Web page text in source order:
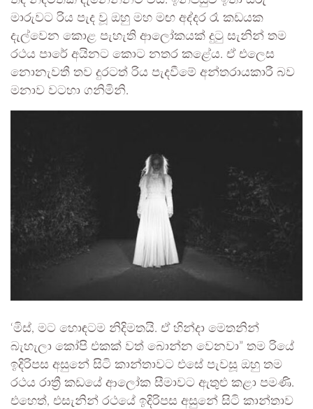
මාරුවට රිය පැද වූ ඔහු මහ මඟ අද්දර රෑ කඩයක
දැල්වෙන කොළ පැහැති ආලෝකයක් දුටු සැනින් තම
රථය පාරේ අයිනට කොට නතර කළේය. ඒ එලෙස
නොනැවතී තව දුරටත් රිය පැදවීමේ අන්තරායකාරී බව
මනාව වටහා ගනිමිනි.
‘මිස්, මට හොඳටම නිදිමතයි. ඒ හින්දා මෙතනින්
බැහැලා කෝපි එකක් වත් බොන්න වෙනවා” තම රියේ
ඉදිරිපස අසුනේ සිටි කාන්තාවට එසේ පැවසූ ඔහු තම
රථය රාත්‍රී කඩයේ ආලෝක සීමාවට ඇතුළු කළා පමණි.
එහෙත්, එසැනින් රථයේ ඉදිරිපස අසුනේ සිටි කාන්තාව